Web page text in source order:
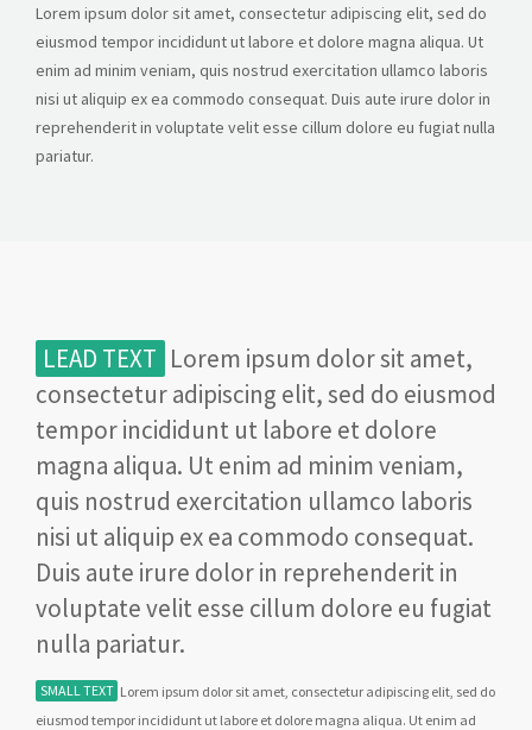
Lorem ipsum dolor sit amet, consectetur adipiscing elit, sed do
eiusmod tempor incididunt ut labore et dolore magna aliqua. Ut
enim ad minim veniam, quis nostrud exercitation ullamco laboris
nisi ut aliquip ex ea commodo consequat. Duis aute irure dolor in
reprehenderit in voluptate velit esse cillum dolore eu fugiat nulla
pariatur.
LEAD TEXT Lorem ipsum dolor sit amet,
consectetur adipiscing elit, sed do eiusmod
tempor incididunt ut labore et dolore
magna aliqua. Ut enim ad minim veniam,
quis nostrud exercitation ullamco laboris
nisi ut aliquip ex ea commodo consequat.
Duis aute irure dolor in reprehenderit in
voluptate velit esse cillum dolore eu fugiat
nulla pariatur.
SMALL TEXT Lorem ipsum dolor sit amet, consectetur adipiscing elit, sed do
eiusmod tempor incididunt ut labore et dolore magna aliqua. Ut enim ad